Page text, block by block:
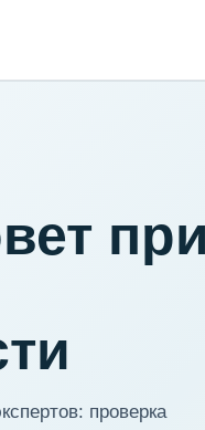
при
проверка